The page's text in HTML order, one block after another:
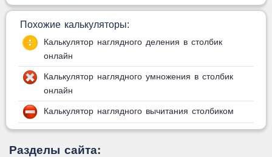
Похожие калькуляторы:
Калькулятор наглядного деления в столбик
онлайн
Калькулятор наглядного умножения в столбик
онлайн
Калькулятор наглядного вычитания столбиком
Разделы сайта: